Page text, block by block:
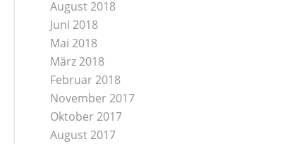
August 2018
Juni 2018
Mai 2018
März 2018
Februar 2018
November 2017
Oktober 2017
August 2017